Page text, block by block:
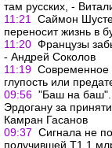
там русских, -
11:21
Саймон
переносит жизнь в
11:20 Французы
- Андрей Соколов
11:19 Современное
глупость или
09:56 "Баш на баш".
Эрдогану за
Камран Гасанов
09:37 Сигнала не
получившей Т1,1